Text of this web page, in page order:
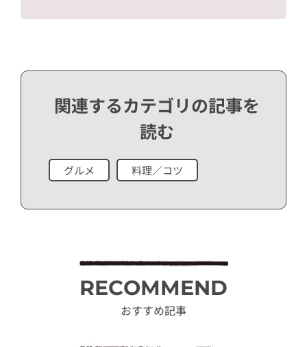
関連するカテゴリの記事を
読む
グルメ 料理／コツ
RECOMMEND
おすすめ記事